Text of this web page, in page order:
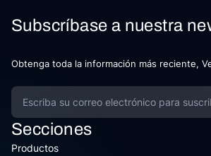
Subscríbase a nuestra
Obtenga toda la información más reciente,
Secciones
Productos